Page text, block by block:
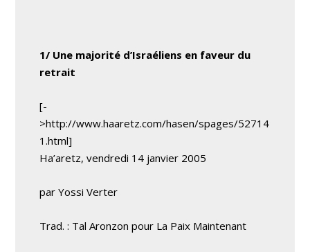
1/ Une majorité d’Israéliens en faveur du
retrait
[-
>http://www.haaretz.com/hasen/spages/52714
1.html]
Ha’aretz, vendredi 14 janvier 2005
par Yossi Verter
Trad. : Tal Aronzon pour La Paix Maintenant